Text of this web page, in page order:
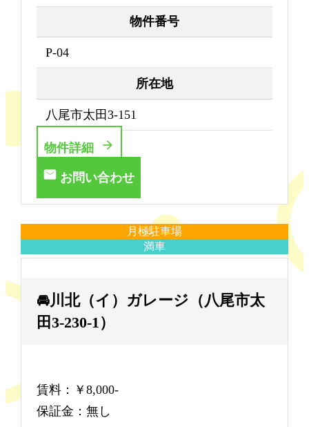
物件番号
P-04
所在地
八尾市太田3-151
物件詳細
お問い合わせ
月極駐車場
満車
🚘川北（イ）ガレージ（八尾市太
田3-230-1）
賃料：￥8,000-
保証金：無し